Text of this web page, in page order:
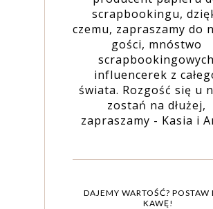
scrapbookingu,
czemu, zapraszamy do
gości, mnóstwo
scrapbookingowych
influencerek z
świata. Rozgość się u
zostań na dłużej,
zapraszamy - Kasia i
DAJEMY WARTOŚĆ? POSTAW
KAWĘ!